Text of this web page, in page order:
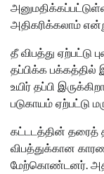
அதிகரிக்கலாம்
தீ விபத்து ஏற்பட்டு
தப்பிக்க பக்கத்தில்
உயிர் தப்பி
படுகாயம் ஏற்பட்டு
கட்டடத்தின் தரைத்
விபத்துக்கான
மேற்கொண்டனர்.